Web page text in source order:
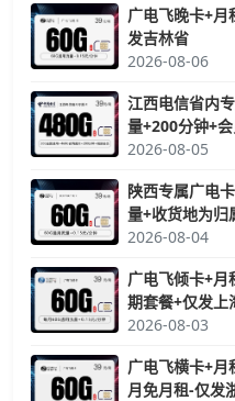
广电飞晚卡+月
发吉林省
2026-08-06
江西电信省内
量+200分钟+
2026-08-05
陕西专属广电
量+收货地为归
2026-08-04
广电飞倾卡+月
期套餐+仅发上
2026-08-03
广电飞横卡+月
月免月租-仅发